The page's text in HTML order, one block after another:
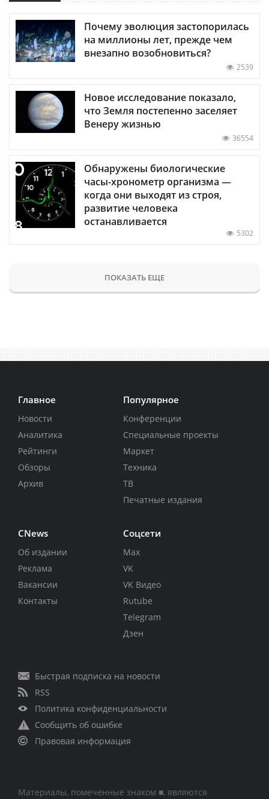
Почему эволюция застопорилась
на миллионы лет, прежде чем
внезапно возобновиться?
2539
Новое исследование показало,
что Земля постепенно заселяет
Венеру жизнью
36554
Обнаружены биологические
часы-хронометр организма —
когда они выходят из строя,
развитие человека
останавливается
5302
ПОКАЗАТЬ ЕЩЕ
Главное
Новости
Аналитика
Рейтинги
Обзоры
Архив
Популярное
Конференции
Специальные проекты
Маркет
Техника
ТВ
Печатные издания
CNews
Об издании
Реклама
Вакансии
Контакты
Соцсети
Max
VK
VK Видео
Rutube
Telegram
Дзен
Быстрая подписка на новости
RSS
Политика конфиденциальности
Сообщить об ошибке
Правовая информация
Материалы, помеченные знаком ■, являются